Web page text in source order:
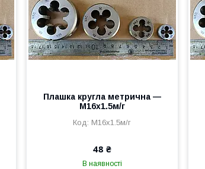
Плашка кругла метрична —
M16x1.5м/г
M16x1.5м/г
48 ₴
В наявності